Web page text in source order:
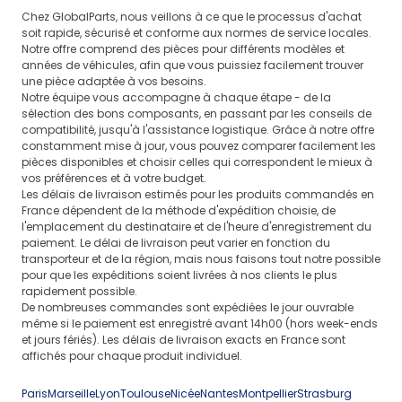
ou l'alimentation
isolation
Importance fonctionnelle et compatibilité avec d'autres
composants
Les éléments de la catégorie Divers assurent le bon
fonctionnement de l'équipement embarqué
responsable du son, de la lecture de médias
ou de la communication entre les appareils. Même
un petit composant peut influencer la gestion
de l'écran, le fonctionnement des commandes
au panneau ou la qualité de la connexion avec les
autres modules. Lors du choix d'un élément tel qu'un
panneau de climatisation audi a3 8p, il est nécessaire
de vérifier la disposition des boutons, le type
de rétroéclairage et la compatibilité avec le cadre
central si la pièce est intégrée à la console.
Dans de nombreux cas, les pièces de ce groupe
fonctionnent avec des catégories telles que
Autoradios , Amplificateurs ou Haut-parleurs
Si l'extension du système est plus large, les
Chez GlobalParts, nous veillons à ce que le processus d'achat
soit rapide, sécurisé et conforme aux normes de service locales.
Notre offre comprend des pièces pour différents modèles et
années de véhicules, afin que vous puissiez facilement trouver
une pièce adaptée à vos besoins.
Notre équipe vous accompagne à chaque étape - de la
sélection des bons composants, en passant par les conseils de
compatibilité, jusqu'à l'assistance logistique. Grâce à notre offre
constamment mise à jour, vous pouvez comparer facilement les
pièces disponibles et choisir celles qui correspondent le mieux à
vos préférences et à votre budget.
Les délais de livraison estimés pour les produits commandés en
France dépendent de la méthode d'expédition choisie, de
l'emplacement du destinataire et de l'heure d'enregistrement du
paiement. Le délai de livraison peut varier en fonction du
transporteur et de la région, mais nous faisons tout notre possible
pour que les expéditions soient livrées à nos clients le plus
rapidement possible.
De nombreuses commandes sont expédiées le jour ouvrable
même si le paiement est enregistré avant 14h00 (hors week-ends
et jours fériés). Les délais de livraison exacts en France sont
affichés pour chaque produit individuel.
ParisMarseilleLyonToulouseNicéeNantesMontpellierStrasburg